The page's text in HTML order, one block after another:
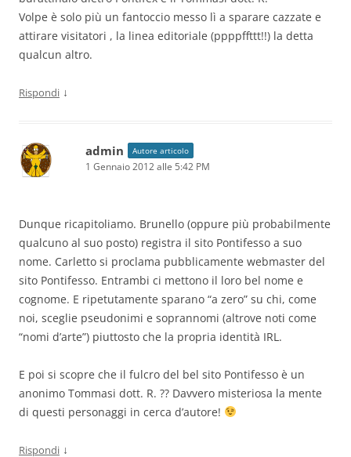
Volpe è solo più un fantoccio messo lì a sparare cazzate e
attirare visitatori , la linea editoriale (ppppffttt!!) la detta
qualcun altro.
Rispondi ↓
admin Autore articolo
1 Gennaio 2012 alle 5:42 PM
Dunque ricapitoliamo. Brunello (oppure più probabilmente
qualcuno al suo posto) registra il sito Pontifesso a suo
nome. Carletto si proclama pubblicamente webmaster del
sito Pontifesso. Entrambi ci mettono il loro bel nome e
cognome. E ripetutamente sparano “a zero” su chi, come
noi, sceglie pseudonimi e soprannomi (altrove noti come
“nomi d’arte”) piuttosto che la propria identità IRL.
E poi si scopre che il fulcro del bel sito Pontifesso è un
anonimo Tommasi dott. R. ?? Davvero misteriosa la mente
di questi personaggi in cerca d’autore!
Rispondi ↓